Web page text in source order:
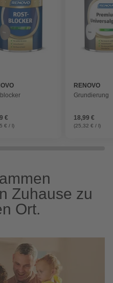
€
€ / l)
RENOVO
Grundierung
18,99 €
(25,32 € / l)
Zuhause zu
Ort.